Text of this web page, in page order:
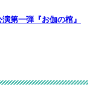
第一弾『お伽の棺』